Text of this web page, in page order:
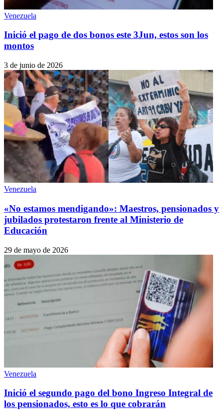
Venezuela
Inició el pago de dos bonos este 3Jun, estos son los
montos
3 de junio de 2026
Venezuela
«No estamos mendigando»: Maestros, pensionados y
jubilados protestaron frente al Ministerio de
Educación
29 de mayo de 2026
Venezuela
Inició el segundo pago del bono Ingreso Integral de
los pensionados, esto es lo que cobrarán